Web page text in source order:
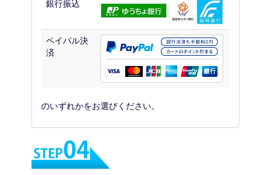
銀行振込
ペイパル決
済
のいずれかをお選びください。